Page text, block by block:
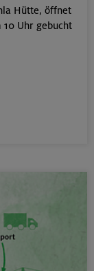
Hütte, öffnet
10 Uhr gebucht